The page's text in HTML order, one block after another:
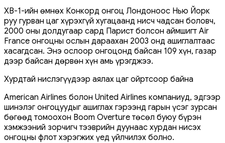
XB-1-ийн өмнөх Конкорд онгоц Лондоноос Нью Йорк
руу гурван цаг хүрэхгүй хугацаанд нисч чадсан боловч,
2000 оны долдугаар сард Парист болсон аймшигт Air
France онгоцны ослын дараахан 2003 онд ашиглалтаас
хасагдсан. Энэ ослоор онгоцонд байсан 109 хүн, газар
дээр байсан дөрвөн хүн амь үрэгджээ.
Хурдтай нислэгүүдээр аялах цаг ойртсоор байна
American Airlines болон United Airlines компаниуд, эдгээр
шинэлэг онгоцуудыг ашиглах гэрээнд гарын үсэг зурсан
бөгөөд томоохон Boom Overture төсөл буюу бүрэн
хэмжээний зорчигч тээврийн дуунаас хурдан нисэх
онгоцны флот хэрэгжих үед үйлчилэх болно.